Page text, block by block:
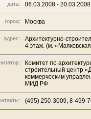
дата: 06.03.2008 - 20.03.2008
город: Москва
адрес:
Архитектурно-
4 этаж. (м.
Комитет по
строительный центр
коммерческим
МИД РФ
(495) 250-3009, 8-499-